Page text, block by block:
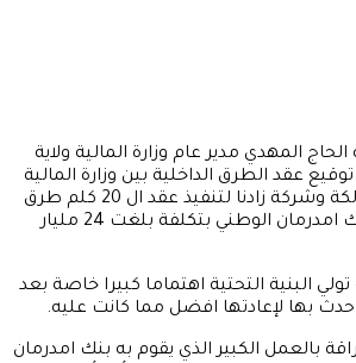
المهدي مدير عام وزارة المالية ولاية
عقد الطرق الداخلية بين وزارة المالية
ولاية الجزيرة كجهه مالكة وشركة زادنا لتنفيذ عقد ال 20 كلم طرق
اسفلتيه عبر تمويل بنك امدرمان الوطني بتكلفة بلغت 24 مليار
تولي البنية التحتية اهتماما كبيرا خاصة بعد
حدث بها لإعادتها افضل مما كانت عليه.
بالعمل الكبير الذي يقوم به بنك امدرمان